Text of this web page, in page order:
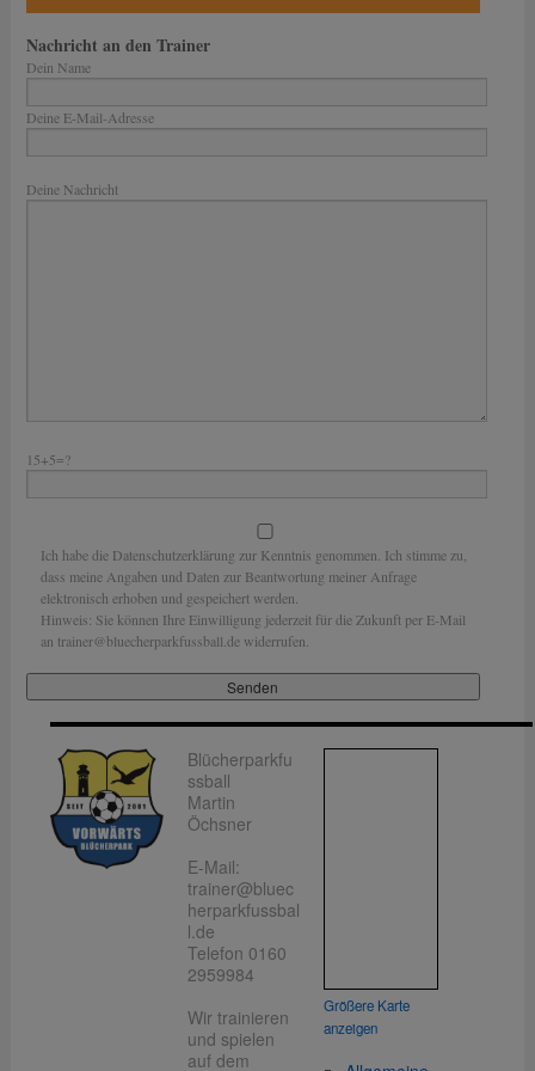
Nachricht an den Trainer
Dein Name
Deine E-Mail-Adresse
Deine Nachricht
15+5=?
Ich habe die Datenschutzerklärung zur Kenntnis genommen. Ich stimme zu,
dass meine Angaben und Daten zur Beantwortung meiner Anfrage
elektronisch erhoben und gespeichert werden.
Hinweis: Sie können Ihre Einwilligung jederzeit für die Zukunft per E-Mail
an trainer@bluecherparkfussball.de widerrufen.
Blücherparkfu
ssball
Martin
Öchsner
E-Mail:
trainer@bluec
herparkfussbal
l.de
Telefon 0160
2959984
Wir trainieren
und spielen
auf dem
Größere Karte
anzeigen